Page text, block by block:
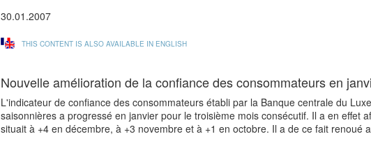
30.01.2007
THIS CONTENT IS ALSO AVAILABLE IN ENGLISH
Nouvelle amélioration de la confiance des consommateurs en
L'indicateur de confiance des consommateurs établi par la Banque centrale du
saisonnières a progressé en janvier pour le troisième mois consécutif. Il a en effet
situait à +4 en décembre, à +3 novembre et à +1 en octobre. Il a de ce fait renoué